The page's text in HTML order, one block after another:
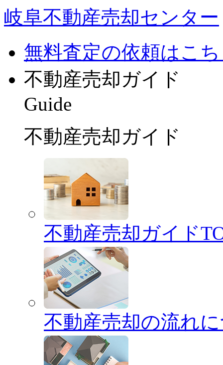
岐阜不動産売却センター
無料査定の依頼はこ
不動産売却ガイド
Guide
不動産売却ガイド
不動産売却ガイド
不動産売却の流れ